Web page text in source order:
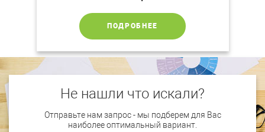
ПОДРОБНЕЕ
Не нашли что искали?
Отправьте нам запрос - мы подберем для Вас
наиболее оптимальный вариант.